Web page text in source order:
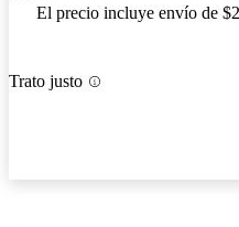
El precio incluye envío de
Trato justo